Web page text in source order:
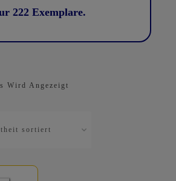
222 Exemplare.
Wird Angezeigt